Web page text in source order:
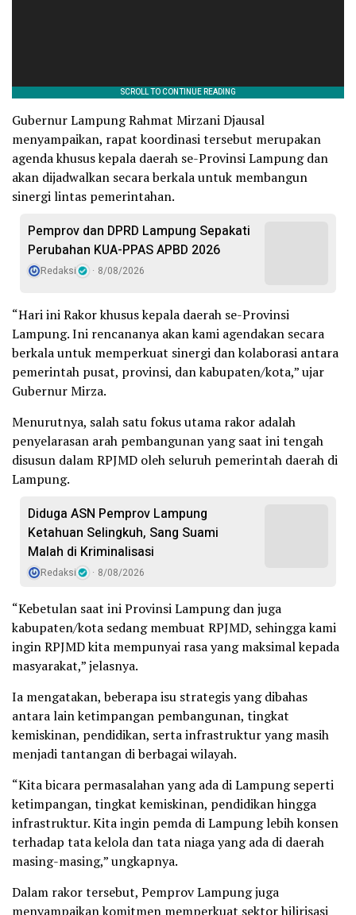
Gubernur Lampung Rahmat Mirzani Djausal
menyampaikan, rapat koordinasi tersebut merupakan
agenda khusus kepala daerah se-Provinsi Lampung dan
akan dijadwalkan secara berkala untuk membangun
sinergi lintas pemerintahan.
Pemprov dan DPRD Lampung Sepakati
Perubahan KUA-PPAS APBD 2026
Redaksi 8/08/2026
“Hari ini Rakor khusus kepala daerah se-Provinsi
Lampung. Ini rencananya akan kami agendakan secara
berkala untuk memperkuat sinergi dan kolaborasi antara
pemerintah pusat, provinsi, dan kabupaten/kota,” ujar
Gubernur Mirza.
Menurutnya, salah satu fokus utama rakor adalah
penyelarasan arah pembangunan yang saat ini tengah
disusun dalam RPJMD oleh seluruh pemerintah daerah di
Lampung.
Diduga ASN Pemprov Lampung
Ketahuan Selingkuh, Sang Suami
Malah di Kriminalisasi
Redaksi 8/08/2026
“Kebetulan saat ini Provinsi Lampung dan juga
kabupaten/kota sedang membuat RPJMD, sehingga kami
ingin RPJMD kita mempunyai rasa yang maksimal kepada
masyarakat,” jelasnya.
Ia mengatakan, beberapa isu strategis yang dibahas
antara lain ketimpangan pembangunan, tingkat
kemiskinan, pendidikan, serta infrastruktur yang masih
menjadi tantangan di berbagai wilayah.
“Kita bicara permasalahan yang ada di Lampung seperti
ketimpangan, tingkat kemiskinan, pendidikan hingga
infrastruktur. Kita ingin pemda di Lampung lebih konsen
terhadap tata kelola dan tata niaga yang ada di daerah
masing-masing,” ungkapnya.
Dalam rakor tersebut, Pemprov Lampung juga
menyampaikan komitmen memperkuat sektor hilirisasi